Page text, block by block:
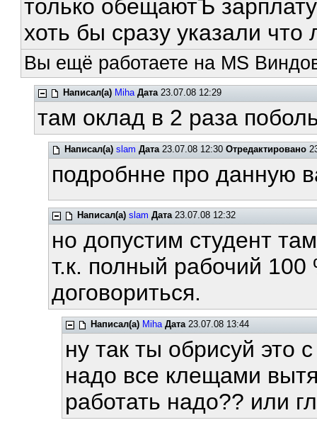
только обещаютЪ
хоть бы сразу указали что
Вы ещё работаете на MS
Написал(а) Miha Дата23.07.08 12:29
там оклад в 2 раза
Написал(а) slam Дата23.07.08 12:30 Отредактировано
подробнне про данную
Написал(а) slam Дата23.07.08 12:32
но допустим студент
т.к. полный рабочий 100
договориться.
Написал(а) Miha Дата23.07.08 13:44
ну так ты обрисуй это
надо все клещами
работать надо?? или